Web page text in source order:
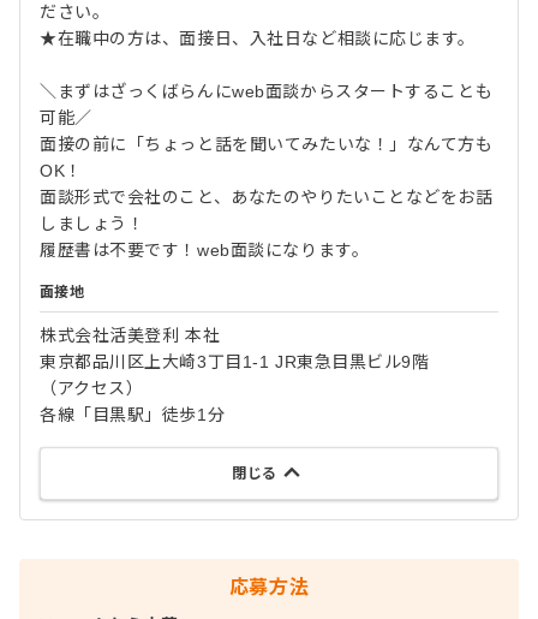
ださい。
★在職中の方は、面接日、入社日など相談に応じます。
＼まずはざっくばらんにweb面談からスタートすることも
可能／
面接の前に「ちょっと話を聞いてみたいな！」なんて方も
OK！
面談形式で会社のこと、あなたのやりたいことなどをお話
しましょう！
履歴書は不要です！web面談になります。
面接地
株式会社活美登利 本社
東京都品川区上大崎3丁目1-1 JR東急目黒ビル9階
（アクセス）
各線「目黒駅」徒歩1分
閉じる
応募方法